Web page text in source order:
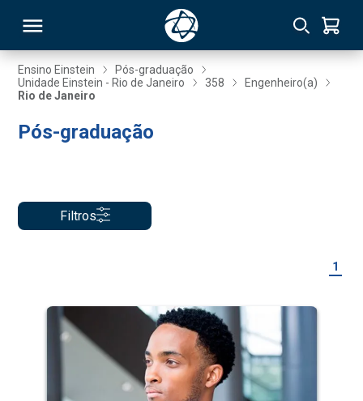
Ensino Einstein
Pós-graduação
Unidade Einstein - Rio de Janeiro
358
Engenheiro(a)
Rio de Janeiro
Pós-graduação
Filtros
1